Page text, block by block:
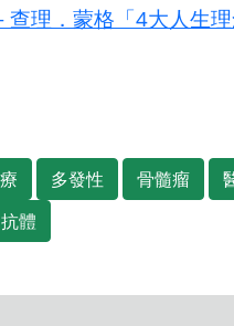
查理．蒙格「4大人生
多發性 骨髓瘤
抗體